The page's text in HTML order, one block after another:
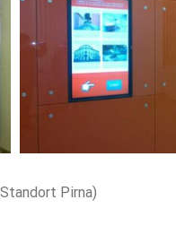
Pirna)